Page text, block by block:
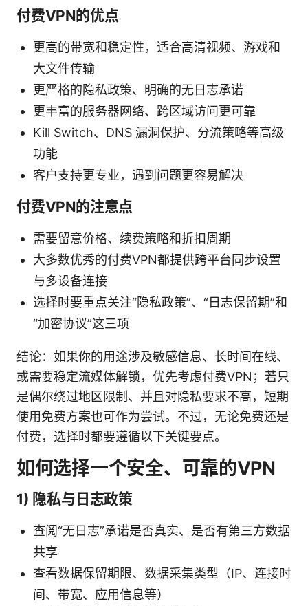
付费VPN的优点
更高的带宽和稳定性，适合高清视频、游戏和
大文件传输
更严格的隐私政策、明确的无日志承诺
更丰富的服务器网络、跨区域访问更可靠
Kill Switch、DNS 漏洞保护、分流策略等高级
功能
客户支持更专业，遇到问题更容易解决
付费VPN的注意点
需要留意价格、续费策略和折扣周期
大多数优秀的付费VPN都提供跨平台同步设置
与多设备连接
选择时要重点关注“隐私政策”、“日志保留期”和
“加密协议”这三项
结论：如果你的用途涉及敏感信息、长时间在线、
或需要稳定流媒体解锁，优先考虑付费VPN；若只
是偶尔绕过地区限制、并且对隐私要求不高，短期
使用免费方案也可作为尝试。不过，无论免费还是
付费，选择时都要遵循以下关键要点。
如何选择一个安全、可靠的VPN
1) 隐私与日志政策
查阅“无日志”承诺是否真实、是否有第三方数据
共享
查看数据保留期限、数据采集类型（IP、连接时
间、带宽、应用信息等）